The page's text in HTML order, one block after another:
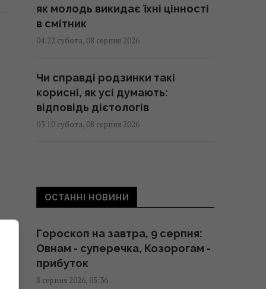
як молодь викидає їхні цінності
в смітник
04:22 субота, 08 серпня 2026
Чи справді родзинки такі
корисні, як усі думають:
відповідь дієтологів
03:10 субота, 08 серпня 2026
змусить його вжити заходів, -
WSJ
Мелоні відреагувала на вимогу
Іспанії щодо прикордонних
ОСТАННІ НОВИНИ
Гороскоп на завтра, 9 серпня:
Овнам - суперечка, Козорогам -
прибуток
8 серпня 2026, 05:36